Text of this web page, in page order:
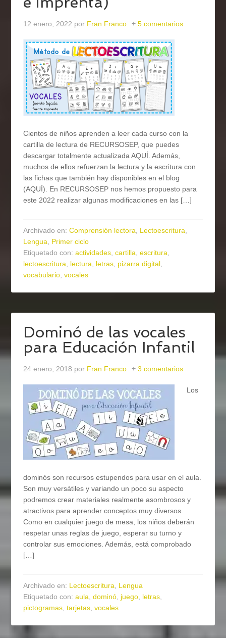
12 enero, 2022 por Fran Franco 5 comentarios
Cientos de niños aprenden a leer cada curso con la
cartilla de lectura de RECURSOSEP, que puedes
descargar totalmente actualizada AQUÍ. Además,
muchos de ellos refuerzan la lectura y la escritura con
las fichas que también hay disponibles en el blog
(AQUÍ). En RECURSOSEP nos hemos propuesto para
este 2022 realizar algunas modificaciones en las […]
Archivado en:Comprensión lectora, Lectoescritura,
Lengua, Primer ciclo
Etiquetado con:actividades,cartilla,escritura,
lectoescritura, lectura, letras, pizarra digital,
vocabulario,vocales
Dominó de las vocales
para Educación Infantil
24 enero, 2018 por Fran Franco 3 comentarios
Los
dominós son recursos estupendos para usar en el aula.
Son muy versátiles y variando un poco su aspecto
podremos crear materiales realmente asombrosos y
atractivos para aprender conceptos muy diversos.
Como en cualquier juego de mesa, los niños deberán
respetar unas reglas de juego, esperar su turno y
controlar sus emociones. Además, está comprobado
[…]
Archivado en: Lectoescritura, Lengua
Etiquetado con:aula,dominó, juego, letras,
pictogramas,tarjetas,vocales